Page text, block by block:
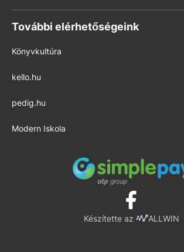
További elérhetőségeink
Könyvkultúra
kello.hu
pedig.hu
Modern Iskola
Készítette az ALLWIN